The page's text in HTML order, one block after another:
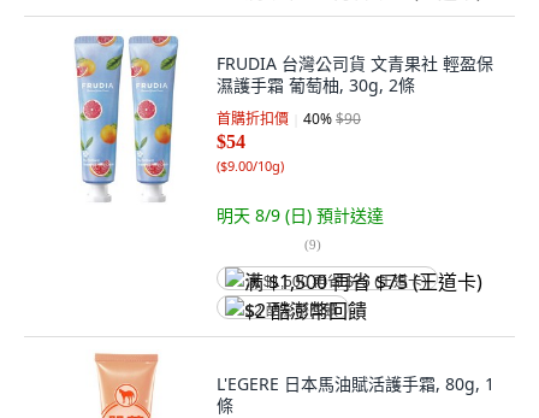
FRUDIA 台灣公司貨 文青果社 輕盈保
濕護手霜 葡萄柚, 30g, 2條
首購折扣價 40%$90
$54
($9.00/10g)
明天 8/9 (日) 預計送達
(9)
满 $1,500 再省 $75 (王道卡)
$2 酷澎幣回饋
L'EGERE 日本馬油賦活護手霜, 80g, 1
條